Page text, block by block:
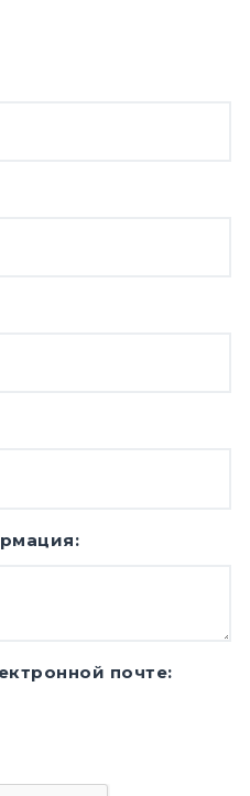
почте: